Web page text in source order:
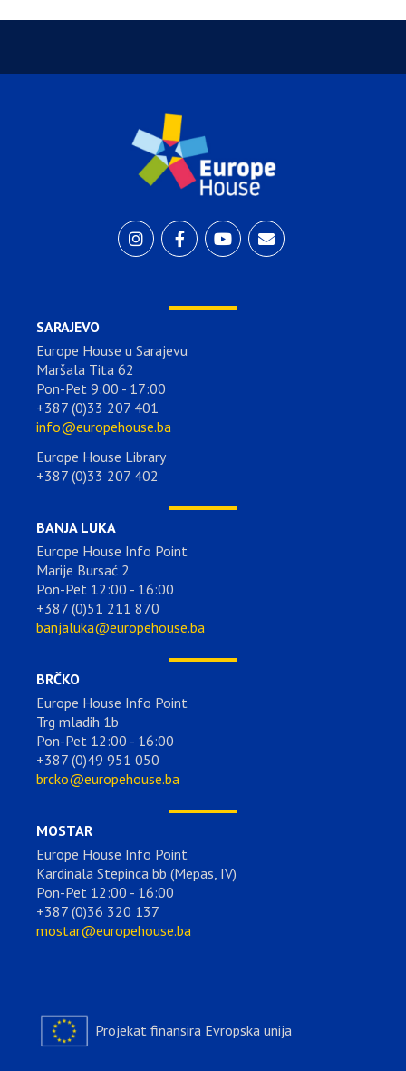
SARAJEVO
Europe House u Sarajevu
Maršala Tita 62
Pon-Pet 9:00 - 17:00
+387 (0)33 207 401
info@europehouse.ba
Europe House Library
+387 (0)33 207 402
BANJA LUKA
Europe House Info Point
Marije Bursać 2
Pon-Pet 12:00 - 16:00
+387 (0)51 211 870
banjaluka@europehouse.ba
BRČKO
Europe House Info Point
Trg mladih 1b
Pon-Pet 12:00 - 16:00
+387 (0)49 951 050
brcko@europehouse.ba
MOSTAR
Europe House Info Point
Kardinala Stepinca bb (Mepas, IV)
Pon-Pet 12:00 - 16:00
+387 (0)36 320 137
mostar@europehouse.ba
Projekat finansira Evropska unija